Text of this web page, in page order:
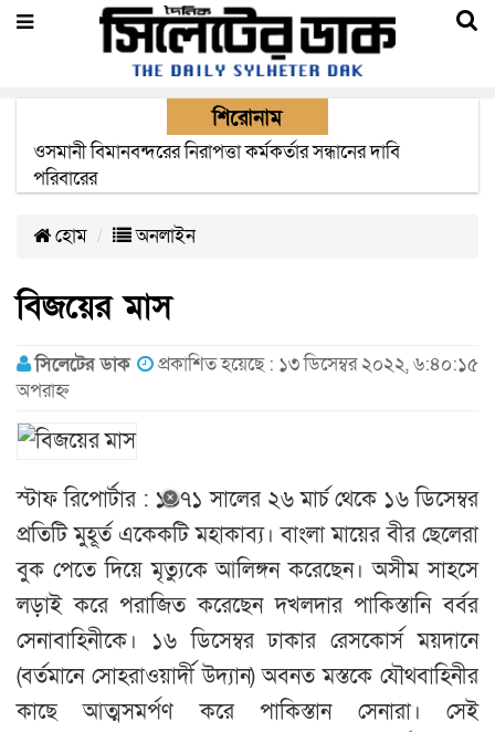
শিরোনাম
ওসমানী বিমানবন্দরের নিরাপত্তা কর্মকর্তার সন্ধানের দাবি
পরিবারের
এক মাসের মধ্যে সিলেট-জাফলং রেললাইন নির্মাণ প্রকল্পের কাজ
দৃশ্যমান হবে- শ্রম মন্ত্রী
হোম অনলাইন
বিজয়ের মাস
সিলেটের ডাক
প্রকাশিত হয়েছে : ১৩ ডিসেম্বর ২০২২, ৬:৪০:১৫
অপরাহ্ন
স্টাফ রিপোর্টার : ১৯৭১ সালের ২৬ মার্চ থেকে ১৬ ডিসেম্বর
প্রতিটি মুহূর্ত একেকটি মহাকাব্য। বাংলা মায়ের বীর ছেলেরা
বুক পেতে দিয়ে মৃত্যুকে আলিঙ্গন করেছেন। অসীম সাহসে
লড়াই করে পরাজিত করেছেন দখলদার পাকিস্তানি বর্বর
সেনাবাহিনীকে। ১৬ ডিসেম্বর ঢাকার রেসকোর্স ময়দানে
(বর্তমানে সোহরাওয়ার্দী উদ্যান) অবনত মস্তকে যৌথবাহিনীর
কাছে আত্মসমর্পণ করে পাকিস্তান সেনারা। সেই